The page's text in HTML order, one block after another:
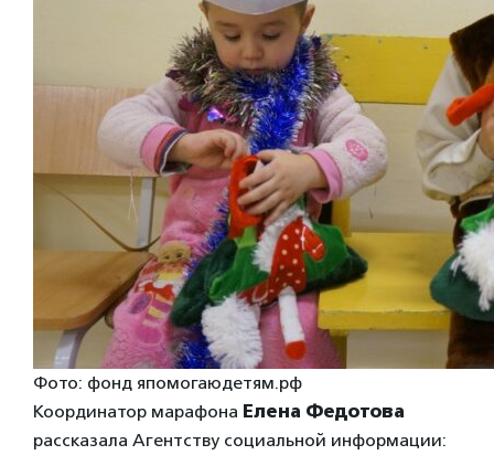
Фото: фонд япомогаюдетям.рф
Координатор марафона Елена Федотова
рассказала Агентству социальной информации: